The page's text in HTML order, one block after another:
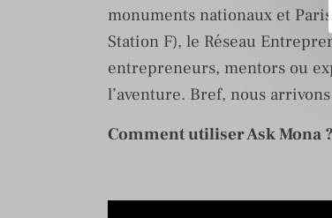
monuments nationaux et
Station F), le Réseau
entrepreneurs, mentors ou
l’aventure. Bref, nous
Comment utiliser Ask Mona ?